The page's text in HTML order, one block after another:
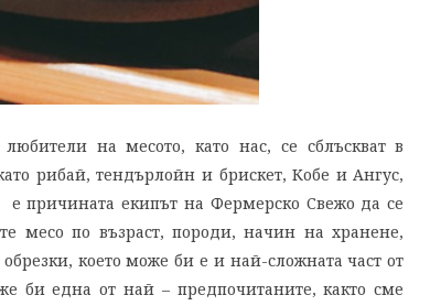
на месото, като нас, се сблъскват в
рибай, тендърлойн и брискет, Кобе и Ангус,
причината екипът на Фермерско Свежо да се
месо по възраст, породи, начин на хранене,
което може би е и най-сложната част от
би една от най – предпочитаните, както сме